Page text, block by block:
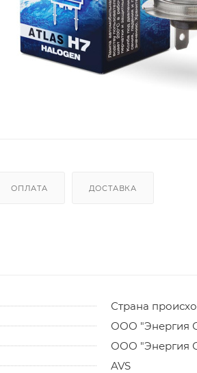
ОПЛАТА ДОСТАВКА
Страна
ООО "Энергия
ООО "Энергия
AVS